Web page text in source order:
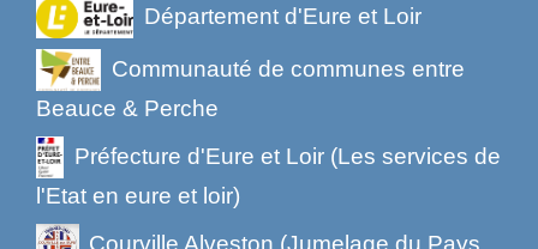
Département d'Eure et Loir
Communauté de communes entre
Beauce & Perche
Préfecture d'Eure et Loir (Les services de
l'Etat en eure et loir)
Courville Alveston (Jumelage du Pays